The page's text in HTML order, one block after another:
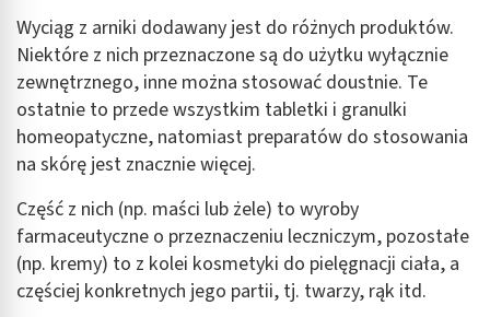
Wyciąg z arniki dodawany jest do różnych produktów.
Niektóre z nich przeznaczone są do użytku wyłącznie
zewnętrznego, inne można stosować doustnie. Te
ostatnie to przede wszystkim tabletki i granulki
homeopatyczne, natomiast preparatów do stosowania
na skórę jest znacznie więcej.
Część z nich (np. maści lub żele) to wyroby
farmaceutyczne o przeznaczeniu leczniczym, pozostałe
(np. kremy) to z kolei kosmetyki do pielęgnacji ciała, a
częściej konkretnych jego partii, tj. twarzy, rąk itd.